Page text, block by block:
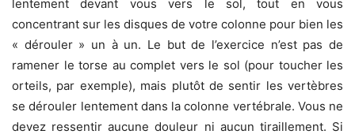
lentement devant vous vers le sol, tout en vous
concentrant sur les disques de votre colonne pour bien les
« dérouler » un à un. Le but de l’exercice n’est pas de
ramener le torse au complet vers le sol (pour toucher les
orteils, par exemple), mais plutôt de sentir les vertèbres
se dérouler lentement dans la colonne vertébrale. Vous ne
devez ressentir aucune douleur ni aucun tiraillement. Si